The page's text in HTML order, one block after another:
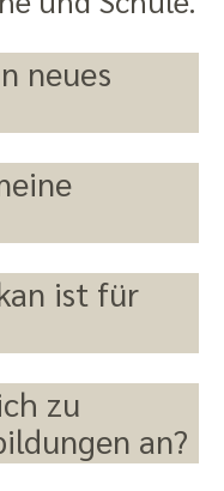
neues
ist für
zu
an?